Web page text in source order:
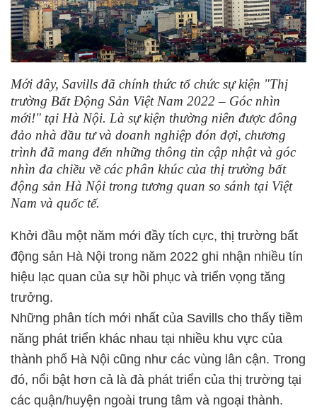
Mới đây, Savills đã chính thức tổ chức sự kiện "Thị
trường Bất Động Sản Việt Nam 2022 – Góc nhìn
mới!" tại Hà Nội. Là sự kiện thường niên được đông
đảo nhà đầu tư và doanh nghiệp đón đợi, chương
trình đã mang đến những thông tin cập nhật và góc
nhìn đa chiều về các phân khúc của thị trường bất
động sản Hà Nội trong tương quan so sánh tại Việt
Nam và quốc tế.
Khởi đầu một năm mới đầy tích cực, thị trường bất
động sản Hà Nội trong năm 2022 ghi nhận nhiều tín
hiệu lạc quan của sự hồi phục và triển vọng tăng
trưởng.
Những phân tích mới nhất của Savills cho thấy tiềm
năng phát triển khác nhau tại nhiều khu vực của
thành phố Hà Nội cũng như các vùng lân cận. Trong
đó, nổi bật hơn cả là đà phát triển của thị trường tại
các quận/huyện ngoài trung tâm và ngoại thành.